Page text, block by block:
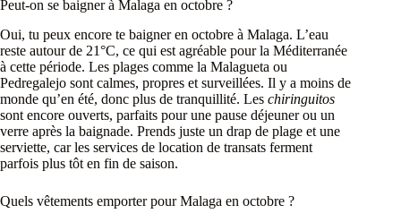
Peut-on se baigner à Malaga en octobre ?
Oui, tu peux encore te baigner en octobre à Malaga. L’eau
reste autour de 21°C, ce qui est agréable pour la Méditerranée
à cette période. Les plages comme la Malagueta ou
Pedregalejo sont calmes, propres et surveillées. Il y a moins de
monde qu’en été, donc plus de tranquillité. Les chiringuitos
sont encore ouverts, parfaits pour une pause déjeuner ou un
verre après la baignade. Prends juste un drap de plage et une
serviette, car les services de location de transats ferment
parfois plus tôt en fin de saison.
Quels vêtements emporter pour Malaga en octobre ?